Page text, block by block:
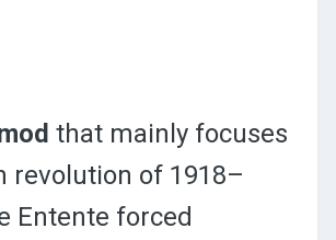
that mainly focuses
revolution of 1918–
Entente forced